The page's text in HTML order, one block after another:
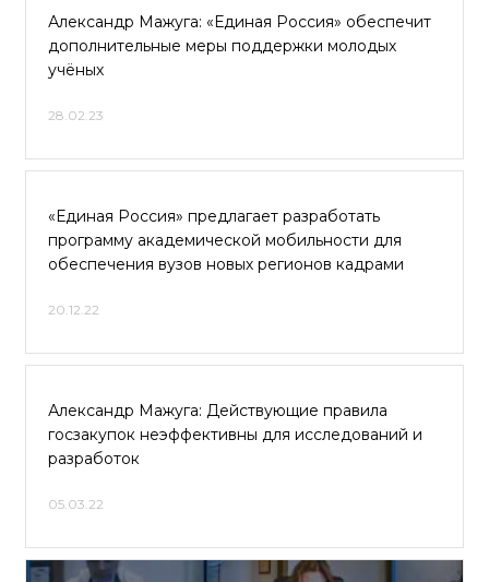
Александр Мажуга: «Единая Россия» обеспечит
дополнительные меры поддержки молодых
учёных
28.02.23
«Единая Россия» предлагает разработать
программу академической мобильности для
обеспечения вузов новых регионов кадрами
20.12.22
Александр Мажуга: Действующие правила
госзакупок неэффективны для исследований и
разработок
05.03.22